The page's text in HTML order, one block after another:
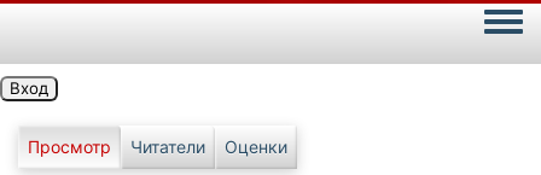
Вход
Главные вкладки
Просмотр Читатели Оценки